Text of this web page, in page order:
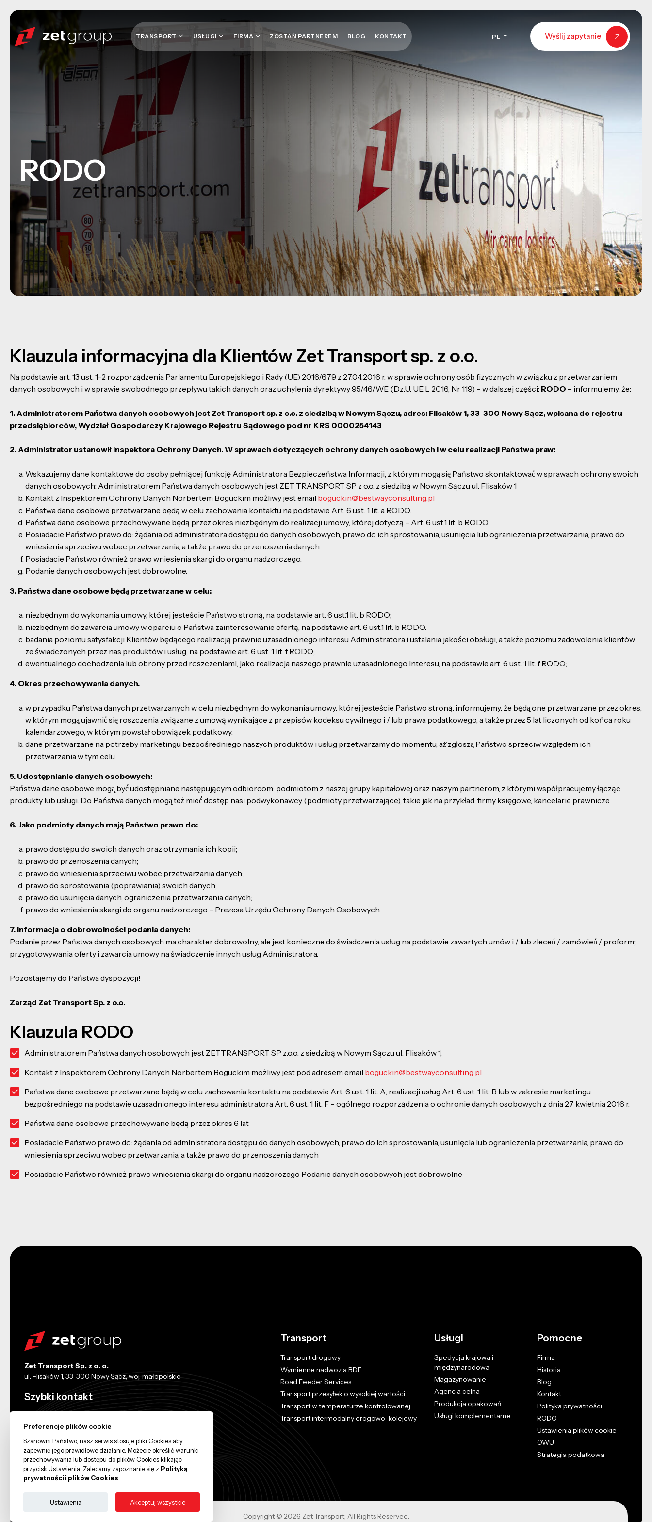
TRANSPORT USŁUGI FIRMA ZOSTAŃ PARTNEREM BLOG KONTAKT PL Wyślij zapytanie
RODO
Klauzula informacyjna dla Klientów Zet Transport sp. z o.o.
Na podstawie art. 13 ust. 1−2 rozporządzenia Parlamentu Europejskiego i Rady (UE) 2016/679 z 27.04.2016 r. w sprawie ochrony osób fizycznych w związku z przetwarzaniem
danych osobowych i w sprawie swobodnego przepływu takich danych oraz uchylenia dyrektywy 95/46/WE (Dz.U. UE L 2016, Nr 119) – w dalszej części: RODO – informujemy, że:
1. Administratorem Państwa danych osobowych jest Zet Transport sp. z o.o. z siedzibą w Nowym Sączu, adres: Flisaków 1, 33-300 Nowy Sącz, wpisana do rejestru
przedsiębiorców, Wydział Gospodarczy Krajowego Rejestru Sądowego pod nr KRS 0000254143
2. Administrator ustanowił Inspektora Ochrony Danych. W sprawach dotyczących ochrony danych osobowych i w celu realizacji Państwa praw:
Wskazujemy dane kontaktowe do osoby pełniącej funkcję Administratora Bezpieczeństwa Informacji, z którym mogą̨ się̨ Państwo skontaktować́ w sprawach ochrony swoich
danych osobowych: Administratorem Państwa danych osobowych jest ZET TRANSPORT SP z o.o. z siedzibą w Nowym Sączu ul. Flisaków 1
Kontakt z Inspektorem Ochrony Danych Norbertem Boguckim możliwy jest email boguckin@bestwayconsulting.pl
Państwa dane osobowe przetwarzane będą w celu zachowania kontaktu na podstawie Art. 6 ust. 1 lit. a RODO.
Państwa dane osobowe przechowywane będą przez okres niezbędnym do realizacji umowy, której dotyczą – Art. 6 ust.1 lit. b RODO.
Posiadacie Państwo prawo do: żądania od administratora dostępu do danych osobowych, prawo do ich sprostowania, usunięcia lub ograniczenia przetwarzania, prawo do
wniesienia sprzeciwu wobec przetwarzania, a także prawo do przenoszenia danych.
Posiadacie Państwo również prawo wniesienia skargi do organu nadzorczego.
Podanie danych osobowych jest dobrowolne.
3. Państwa dane osobowe będą̨ przetwarzane w celu:
niezbędnym do wykonania umowy, której jesteście Państwo stroną, na podstawie art. 6 ust.1 lit. b RODO;
niezbędnym do zawarcia umowy w oparciu o Państwa zainteresowanie ofertą, na podstawie art. 6 ust.1 lit. b RODO.
badania poziomu satysfakcji Klientów będącego realizacją prawnie uzasadnionego interesu Administratora i ustalania jakości obsługi, a także poziomu zadowolenia klientów
ze świadczonych przez nas produktów i usług, na podstawie art. 6 ust. 1 lit. f RODO;
ewentualnego dochodzenia lub obrony przed roszczeniami, jako realizacja naszego prawnie uzasadnionego interesu, na podstawie art. 6 ust. 1 lit. f RODO;
4. Okres przechowywania danych.
w przypadku Państwa danych przetwarzanych w celu niezbędnym do wykonania umowy, której jesteście Państwo stroną, informujemy, że będą̨ one przetwarzane przez okres,
w którym mogą̨ ujawnić́ się̨ roszczenia związane z umową wynikające z przepisów kodeksu cywilnego i / lub prawa podatkowego, a także przez 5 lat liczonych od końca roku
kalendarzowego, w którym powstał obowiązek podatkowy.
dane przetwarzane na potrzeby marketingu bezpośredniego naszych produktów i usług przetwarzamy do momentu, aż̇ zgłoszą̨ Państwo sprzeciw względem ich
przetwarzania w tym celu.
5. Udostępnianie danych osobowych:
Państwa dane osobowe mogą̨ być́ udostępniane następującym odbiorcom: podmiotom z naszej grupy kapitałowej oraz naszym partnerom, z którymi współpracujemy łącząc
produkty lub usługi. Do Państwa danych mogą̨ też mieć́ dostęp nasi podwykonawcy (podmioty przetwarzające), takie jak na przykład: firmy księgowe, kancelarie prawnicze.
6. Jako podmioty danych mają Państwo prawo do:
prawo dostępu do swoich danych oraz otrzymania ich kopii;
prawo do przenoszenia danych;
prawo do wniesienia sprzeciwu wobec przetwarzania danych;
prawo do sprostowania (poprawiania) swoich danych;
prawo do usunięcia danych, ograniczenia przetwarzania danych;
prawo do wniesienia skargi do organu nadzorczego – Prezesa Urzędu Ochrony Danych Osobowych.
7. Informacja o dobrowolności podania danych:
Podanie przez Państwa danych osobowych ma charakter dobrowolny, ale jest konieczne do świadczenia usług na podstawie zawartych umów i / lub zleceń́ / zamówień́ / proform;
przygotowywania oferty i zawarcia umowy na świadczenie innych usług Administratora.
Pozostajemy do Państwa dyspozycji!
Zarząd Zet Transport Sp. z o.o.
Klauzula RODO
Administratorem Państwa danych osobowych jest ZETTRANSPORT SP z.o.o. z siedzibą w Nowym Sączu ul. Flisaków 1,
Kontakt z Inspektorem Ochrony Danych Norbertem Boguckim możliwy jest pod adresem email boguckin@bestwayconsulting.pl
Państwa dane osobowe przetwarzane będą w celu zachowania kontaktu na podstawie Art. 6 ust. 1 lit. A, realizacji usług Art. 6 ust. 1 lit. B lub w zakresie marketingu
bezpośredniego na podstawie uzasadnionego interesu administratora Art. 6 ust. 1 lit. F – ogólnego rozporządzenia o ochronie danych osobowych z dnia 27 kwietnia 2016 r.
Państwa dane osobowe przechowywane będą przez okres 6 lat
Posiadacie Państwo prawo do: żądania od administratora dostępu do danych osobowych, prawo do ich sprostowania, usunięcia lub ograniczenia przetwarzania, prawo do
wniesienia sprzeciwu wobec przetwarzania, a także prawo do przenoszenia danych
Posiadacie Państwo również prawo wniesienia skargi do organu nadzorczego Podanie danych osobowych jest dobrowolne
Zet Transport Sp. z o. o.
ul. Flisaków 1, 33-300 Nowy Sącz, woj. małopolskie
Szybki kontakt
biuro@zettransport.com
Transport
Transport drogowy
Wymienne nadwozia BDF
Road Feeder Services
Transport przesyłek o wysokiej wartości
Transport w temperaturze kontrolowanej
Transport intermodalny drogowo-kolejowy
Usługi
Spedycja krajowa i
międzynarodowa
Magazynowanie
Agencja celna
Produkcja opakowań
Usługi komplementarne
Pomocne
Firma
Historia
Blog
Kontakt
Polityka prywatności
RODO
Ustawienia plików cookie
OWU
Strategia podatkowa
Copyright © 2026 Zet Transport, All Rights Reserved.
Preferencje plików cookie
Szanowni Państwo, nasz serwis stosuje pliki Cookies aby
zapewnić jego prawidłowe działanie. Możecie określić warunki
przechowywania lub dostępu do plików Cookies klikając
przycisk Ustawienia. Zalecamy zapoznanie się z Polityką
prywatności i plików Cookies
Ustawienia Akceptuj wszystkie